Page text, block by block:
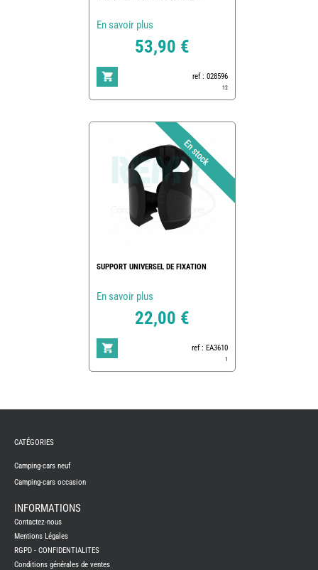
En savoir plus
53,90 €
ref : 028596
12
SUPPORT UNIVERSEL DE FIXATION
En savoir plus
22,00 €
ref : EA3610
1
CAMPING-
NEUFS
CAMPING-
CAMPING-
BENIMAR
CAMPING-
CARADO
CATÉGORIES
Camping-cars neuf
Camping-cars occasion
INFORMATIONS
Contactez-nous
Mentions Légales
RGPD - CONFIDENTIALITES
Conditions générales de ventes